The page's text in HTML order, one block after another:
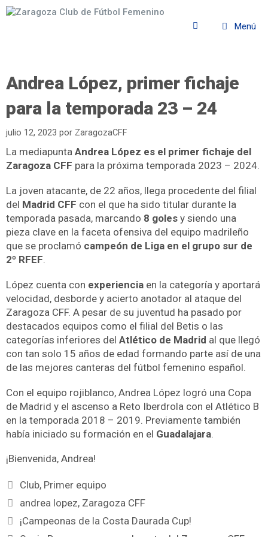
Menú
Andrea López, primer fichaje
para la temporada 23 – 24
julio 12, 2023 por ZaragozaCFF
La mediapunta Andrea López es el primer fichaje del
Zaragoza CFF para la próxima temporada 2023 – 2024.
La joven atacante, de 22 años, llega procedente del filial
del Madrid CFF con el que ha sido titular durante la
temporada pasada, marcando 8 goles y siendo una
pieza clave en la faceta ofensiva del equipo madrileño
que se proclamó campeón de Liga en el grupo sur de
2º RFEF.
López cuenta con experiencia en la categoría y aportará
velocidad, desborde y acierto anotador al ataque del
Zaragoza CFF. A pesar de su juventud ha pasado por
destacados equipos como el filial del Betis o las
categorías inferiores del Atlético de Madrid al que llegó
con tan solo 15 años de edad formando parte así de una
de las mejores canteras del fútbol femenino español.
Con el equipo rojiblanco, Andrea López logró una Copa
de Madrid y el ascenso a Reto Iberdrola con el Atlético B
en la temporada 2018 – 2019. Previamente también
había iniciado su formación en el Guadalajara.
¡Bienvenida, Andrea!
Club, Primer equipo
andrea lopez, Zaragoza CFF
¡Campeonas de la Costa Daurada Cup!